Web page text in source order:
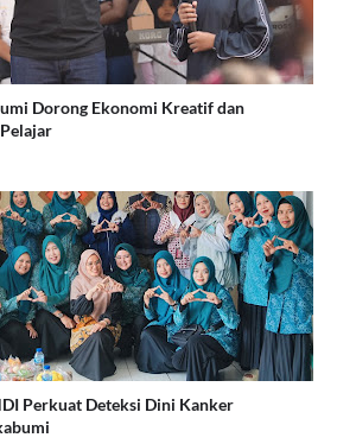
Dorong Ekonomi Kreatif dan
Perkuat Deteksi Dini Kanker